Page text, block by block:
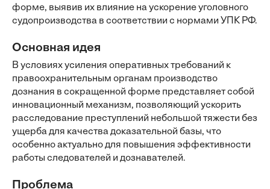
форме, выявив их влияние на ускорение уголовного
судопроизводства в соответствии с нормами УПК РФ.
Основная идея
В условиях усиления оперативных требований к
правоохранительным органам производство
дознания в сокращенной форме представляет собой
инновационный механизм, позволяющий ускорить
расследование преступлений небольшой тяжести без
ущерба для качества доказательной базы, что
особенно актуально для повышения эффективности
работы следователей и дознавателей.
Проблема